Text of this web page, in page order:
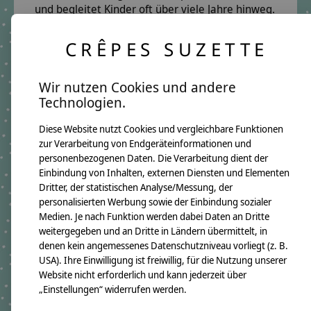
und begleitet Kinder oft über viele Jahre hinweg.
Jedes Namenskissen wird individuell für dich
einkaufen, kann es vereinzelt zu leichten
Abweichungen bei einzelnen Stoffdetails
besonderen Unikat mit eigenem Charme.
Produktangaben:
Namenskissen Elijah
GTIN:4250608121324
Kissenmaße:
Breite ca. 46cm
Höhe ca. 30cm
Material:
100% Baumwollstoff OEKO-TEX 100
Immer dabei ist ein Namensanhänger aus Holzwürfeln
Füllung:
allergikerfreundliche silikonisierte Polyesterfaserbällchen OEKO-TEX
100
CRÊPES SUZETTE
Wir nutzen Cookies und andere
Technologien.
Diese Website nutzt Cookies und vergleichbare Funktionen
zur Verarbeitung von Endgeräteinformationen und
personenbezogenen Daten. Die Verarbeitung dient der
Einbindung von Inhalten, externen Diensten und Elementen
Dritter, der statistischen Analyse/Messung, der
personalisierten Werbung sowie der Einbindung sozialer
Medien. Je nach Funktion werden dabei Daten an Dritte
weitergegeben und an Dritte in Ländern übermittelt, in
denen kein angemessenes Datenschutzniveau vorliegt (z. B.
USA). Ihre Einwilligung ist freiwillig, für die Nutzung unserer
Website nicht erforderlich und kann jederzeit über
„Einstellungen“ widerrufen werden.